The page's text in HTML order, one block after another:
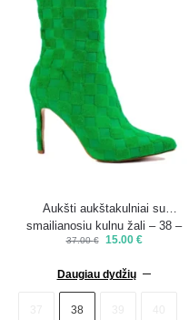
Aukšti aukštakulniai su
smailianosiu kulnu žali – 38 –
išpardavimas
37.00€ 15.00 €
Daugiau dydžių
38